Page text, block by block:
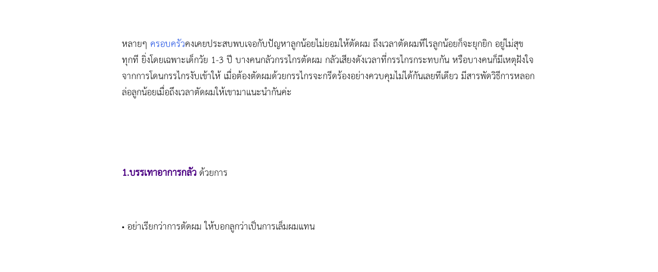
หลายๆ ครอบครัวคงเคยประสบพบเจอกับปัญหาลูกน้อยไม่ยอมให้ตัดผม ถึงเวลาตัดผมทีไรลูกน้อยก็จะยุกยิก อยู่ไม่สุข
ทุกที ยิ่งโดยเฉพาะเด็กวัย 1-3 ปี บางคนกลัวกรรไกรตัดผม กลัวเสียงดังเวลาที่กรรไกรกระทบกัน หรือบางคนก็มีเหตุฝังใจ
จากการโดนกรรไกรงับเข้าให้ เมื่อต้องตัดผมด้วยกรรไกรจะกรีดร้องอย่างควบคุมไม่ได้กันเลยทีเดียว มีสารพัดวิธีการหลอก
ล่อลูกน้อยเมื่อถึงเวลาตัดผมให้เขามาแนะนำกันค่ะ
1.บรรเทาอาการกลัวด้วยการ
• อย่าเรียกว่าการตัดผม ให้บอกลูกว่าเป็นการเล็มผมแทน